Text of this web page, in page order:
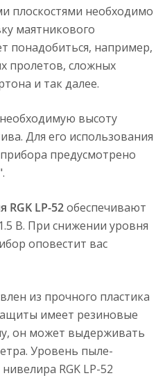
плоскостями необходимо
маятникового
понадобиться, например,
пролетов, сложных
и так далее.
высоту
Для его использования
предусмотрено
RGK LP-52обеспечивают
В. При снижении уровня
оповестит вас
из прочного пластика
имеет резиновые
он может выдерживать
Уровень пыле-
RGK LP-52